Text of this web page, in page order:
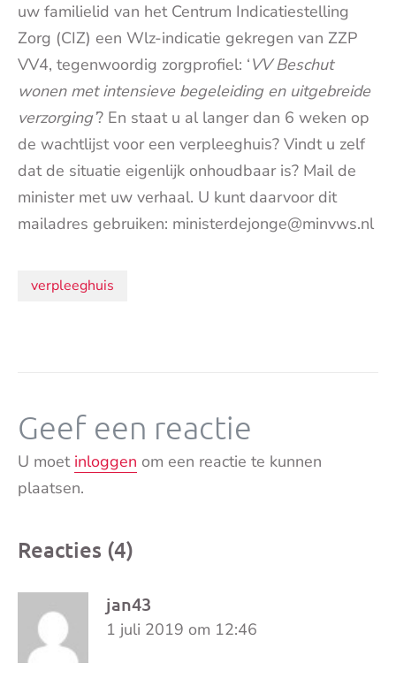
uw familielid van het Centrum Indicatiestelling
Zorg (CIZ) een Wlz-indicatie gekregen van ZZP
VV4, tegenwoordig zorgprofiel: ‘VV Beschut
wonen met intensieve begeleiding en uitgebreide
verzorging’? En staat u al langer dan 6 weken op
de wachtlijst voor een verpleeghuis? Vindt u zelf
dat de situatie eigenlijk onhoudbaar is? Mail de
minister met uw verhaal. U kunt daarvoor dit
mailadres gebruiken: ministerdejonge@minvws.nl
Onderwerpen:
verpleeghuis
Geef een reactie
U moet inloggen om een reactie te kunnen
plaatsen.
Reacties (4)
jan43
1 juli 2019 om 12:46